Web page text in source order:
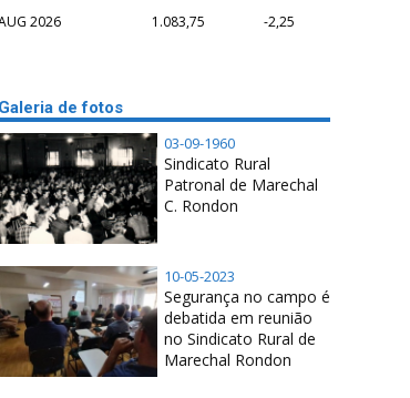
2026 1.083,75 -2,25
Galeria de fotos
03-09-1960
Sindicato Rural
Patronal de Marechal
C. Rondon
10-05-2023
Segurança no campo é
debatida em reunião
no Sindicato Rural de
Marechal Rondon